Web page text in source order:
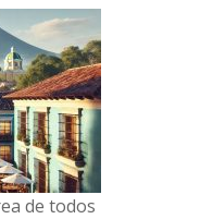
de todos